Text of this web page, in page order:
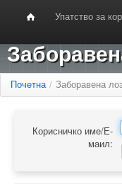
Упатство за
Почетна / Заборавена
Корисничко име/Е-
маил: